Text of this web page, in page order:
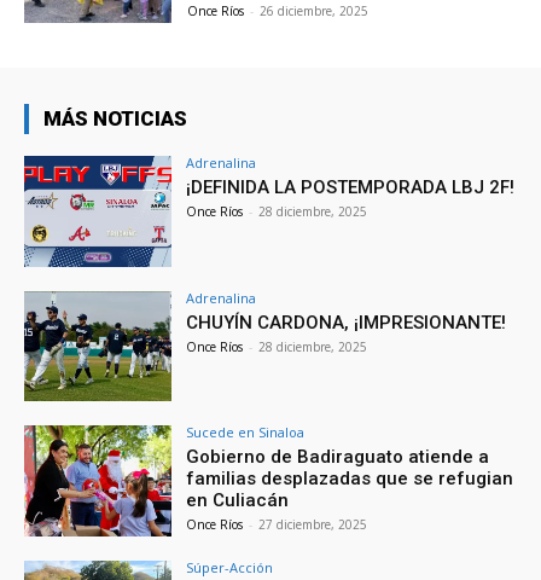
Once Ríos - 26 diciembre, 2025
MÁS NOTICIAS
Adrenalina
¡DEFINIDA LA POSTEMPORADA LBJ 2F!
Once Ríos - 28 diciembre, 2025
Adrenalina
CHUYÍN CARDONA, ¡IMPRESIONANTE!
Once Ríos - 28 diciembre, 2025
Sucede en Sinaloa
Gobierno de Badiraguato atiende a
familias desplazadas que se refugian
en Culiacán
Once Ríos - 27 diciembre, 2025
Súper-Acción